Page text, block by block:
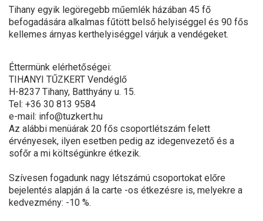
Tihany egyik legöregebb műemlék házában 45 fő
befogadására alkalmas fűtött belső helyiséggel és 90 fős
kellemes árnyas kerthelyiséggel várjuk a vendégeket.
Éttermünk elérhetőségei:
TIHANYI TŰZKERT Vendéglő
H-8237 Tihany, Batthyány u. 15.
Tel: +36 30 813 9584
e-mail: info@tuzkert.hu
Az alábbi menüárak 20 fős csoportlétszám felett
érvényesek, ilyen esetben pedig az idegenvezető és a
sofőr a mi költségünkre étkezik.
Szívesen fogadunk nagy létszámú csoportokat előre
bejelentés alapján á la carte -os étkezésre is, melyekre a
kedvezmény: -10 %.